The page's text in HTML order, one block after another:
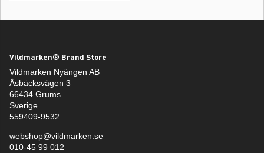
Vildmarken® Brand Store
Vildmarken Nyängen AB
Åsbäcksvägen 3
66434 Grums
Sverige
559409-9532
webshop@vildmarken.se
010-45 99 012